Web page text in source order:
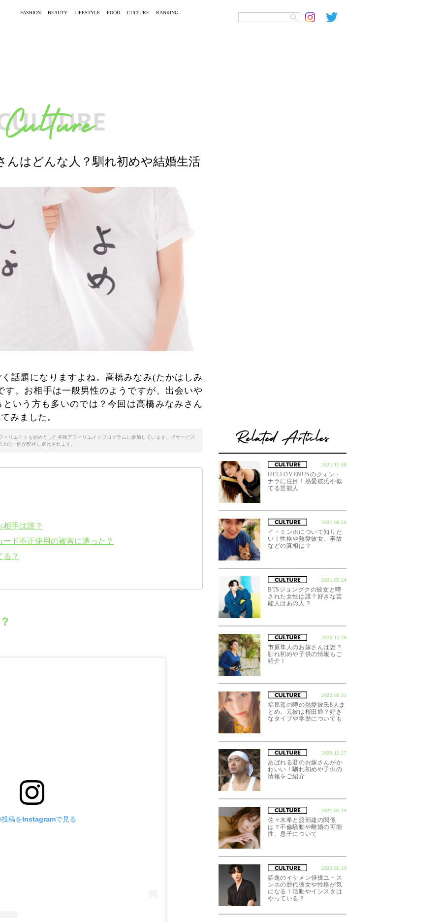
FASHION BEAUTY LIFESTYLE FOOD CULTURE RANKING
んはどんな人？馴れ初めや結婚生活
話題になりますよね。高橋みなみ(たかはしみ
す。お相手は一般男性のようですが、出会いや
いう方も多いのでは？今回は高橋みなみさん
みました。
ィリエイトを始めとした各種アフィリエイトプログラムに参加しています。当サービス
の一部が弊社に還元されます。
手は誰？
ド不正使用の被害に遭った？
る？
投稿をInstagramで見る
2021.11.08
HELLOVENUSのクォン・
ナラに注目！熱愛彼氏や似
てる芸能人
2021.08.26
イ・ミンホについて知りた
い！性格や熱愛彼女、事故
などの真相は？
2021.05.24
BTSジョングクの彼女と噂
された女性は誰？好きな芸
能人はあの人？
2020.12.26
市原隼人のお嫁さんは誰？
馴れ初めや子供の情報もご
紹介！
2022.03.31
福原遥の噂の熱愛彼氏8人ま
とめ。元彼は桜田通？好き
なタイプや学歴についても
2020.12.27
あばれる君のお嫁さんがか
わいい！馴れ初めや子供の
情報をご紹介
2021.05.19
佐々木希と渡部建の関係
は？不倫騒動や離婚の可能
性、息子について
2022.01.19
話題のイケメン俳優ユ・ス
ンホの歴代彼女や性格が気
になる！活動やインスタは
やっている？